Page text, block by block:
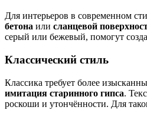
Для интерьеров в современном
бетона или сланцевой
серый или бежевый, помогут
Классический стиль
Классика требует более
имитация старинного гипса.
роскоши и утончённости. Для